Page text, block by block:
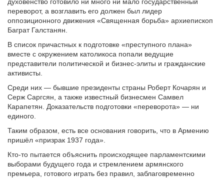
переворот, а возглавить его должен был лидер
оппозиционного движения «Священная борьба» архиепископ
Баграт Галстанян.
В список причастных к подготовке «преступного плана»
вместе с окружением католикоса попали ведущие
представители политической и бизнес-элиты и гражданские
активисты.
Среди них — бывшие президенты страны Роберт Кочарян и
Серж Саргсян, а также известный бизнесмен Самвел
Карапетян. Доказательств подготовки «переворота» — ни
единого.
Таким образом, есть все основания говорить, что в Армению
пришёл «призрак 1937 года».
Кто-то пытается объяснить происходящее парламентскими
выборами будущего года и стремлением армянского
премьера, готового играть без правил, заблаговременно